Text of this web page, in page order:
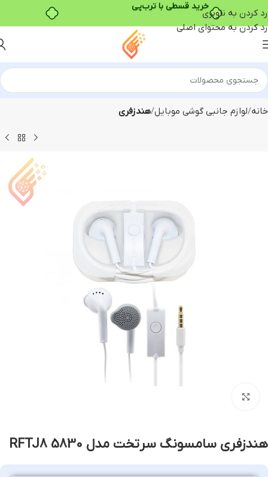
خرید قسطی با ترب‌پی
رد کردن به ناوبری
رد کردن به محتوای اصلی
خانه لوازم جانبی گوشی موبایل هندزفری
هندزفری سامسونگ سرتخت مدل 5830 RFTJ8